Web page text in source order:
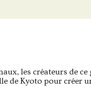
les créateurs de ce
de Kyoto pour créer